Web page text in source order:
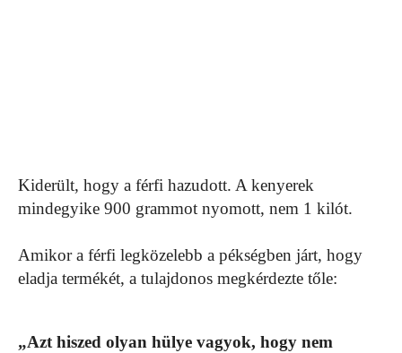
Kiderült, hogy a férfi hazudott. A kenyerek
mindegyike 900 grammot nyomott, nem 1 kilót.
Amikor a férfi legközelebb a pékségben járt, hogy
eladja termékét, a tulajdonos megkérdezte tőle:
„Azt hiszed olyan hülye vagyok, hogy nem